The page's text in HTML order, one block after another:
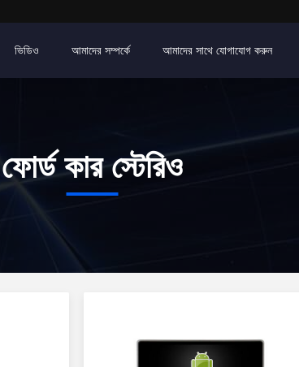
ভিডিও আমাদের সম্পর্কে আমাদের সাথে যোগাযোগ করুন
ফোর্ড কার স্টেরিও